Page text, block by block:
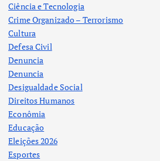
Ciência e Tecnologia
Crime Organizado – Terrorismo
Cultura
Defesa Civil
Denuncia
Denuncia
Desigualdade Social
Direitos Humanos
Econômia
Educação
Eleições 2026
Esportes